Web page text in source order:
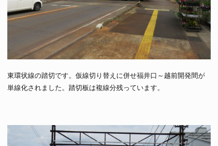
東環状線の踏切です。仮線切り替えに併せ福井口～越前開発間が
単線化されました。踏切板は複線分残っています。